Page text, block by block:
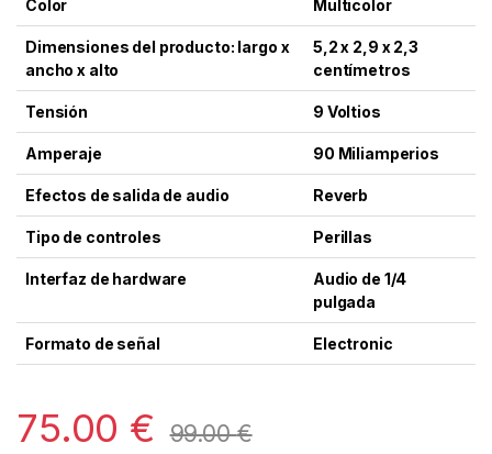
Color Multicolor
Dimensiones del producto: largo x
ancho x alto
5,2 x 2,9 x 2,3
centímetros
Tensión 9 Voltios
Amperaje 90 Miliamperios
Efectos de salida de audio Reverb
Tipo de controles Perillas
Interfaz de hardware
Audio de 1/4
pulgada
Formato de señal Electronic
75.00 € 99.00€